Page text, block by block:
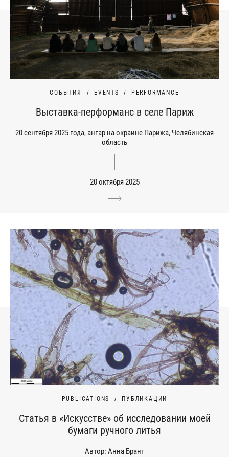
СОБЫТИЯ EVENTS PERFORMANCE
Выставка-перформанс в селе Париж
20 сентября 2025 года, ангар на окраине Парижа, Челябинская
область
20 октября 2025
PUBLICATIONS ПУБЛИКАЦИИ
Статья в «Искусстве» об исследовании моей
бумаги ручного литья
Автор: Анна Брант